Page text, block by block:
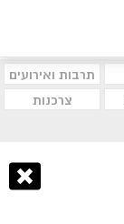
תרבות ואירועים
צרכנות